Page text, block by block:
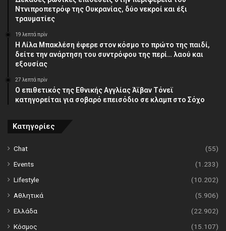
Ντνιπροπετρόφ της Ουκρανίας, δύο νεκροί και έξι
τραυματίες
19 λεπτά πρίν
Η Λίλα Μπακλέση έφερε στον κόσμο το πρώτο της παιδί,
δείτε την ανάρτηση του συντρόφου της περί… λαού και
εξουσίας
27 λεπτά πρίν
Ο επιθετικός της Εθνικής Αγγλίας Άϊβαν Τόνεϊ
κατηγορείται για σοβαρό επεισόδιο σε κλαμπ στο Σόχο
Κατηγορίες
Chat
(55)
Events
(1.233)
Lifestyle
(10.202)
Αθλητικά
(5.906)
Ελλάδα
(22.902)
Κόσμος
(15.107)